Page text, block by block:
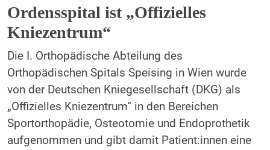
Ordensspital ist „Offizielles
Kniezentrum“
Die I. Orthopädische Abteilung des
Orthopädischen Spitals Speising in Wien wurde
von der Deutschen Kniegesellschaft (DKG) als
„Offizielles Kniezentrum“ in den Bereichen
Sportorthopädie, Osteotomie und Endoprothetik
aufgenommen und gibt damit Patient:innen eine